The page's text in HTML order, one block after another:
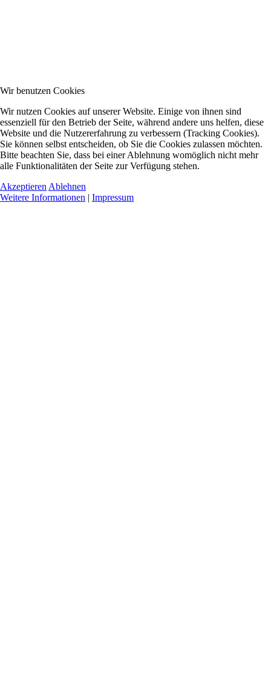
Wir benutzen Cookies
Wir nutzen Cookies auf unserer Website. Einige von ihnen sind
essenziell für den Betrieb der Seite, während andere uns helfen, diese
Website und die Nutzererfahrung zu verbessern (Tracking Cookies).
Sie können selbst entscheiden, ob Sie die Cookies zulassen möchten.
Bitte beachten Sie, dass bei einer Ablehnung womöglich nicht mehr
alle Funktionalitäten der Seite zur Verfügung stehen.
Akzeptieren Ablehnen
Weitere Informationen | Impressum